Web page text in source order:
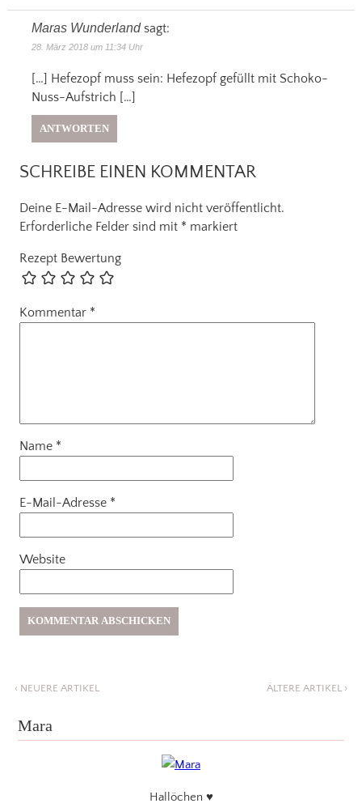
Maras Wunderland sagt:
28. März 2018 um 11:34 Uhr
[…] Hefezopf muss sein: Hefezopf gefüllt mit Schoko-
Nuss-Aufstrich […]
ANTWORTEN
SCHREIBE EINEN KOMMENTAR
Deine E-Mail-Adresse wird nicht veröffentlicht.
Erforderliche Felder sind mit * markiert
Rezept Bewertung
Kommentar *
Name *
E-Mail-Adresse *
Website
‹ NEUERE ARTIKEL ÄLTERE ARTIKEL ›
Mara
Hallöchen ♥